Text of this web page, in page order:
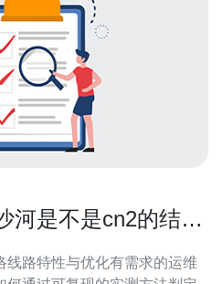
河是不是cn2的结果
线路特性与优化有需求的运维